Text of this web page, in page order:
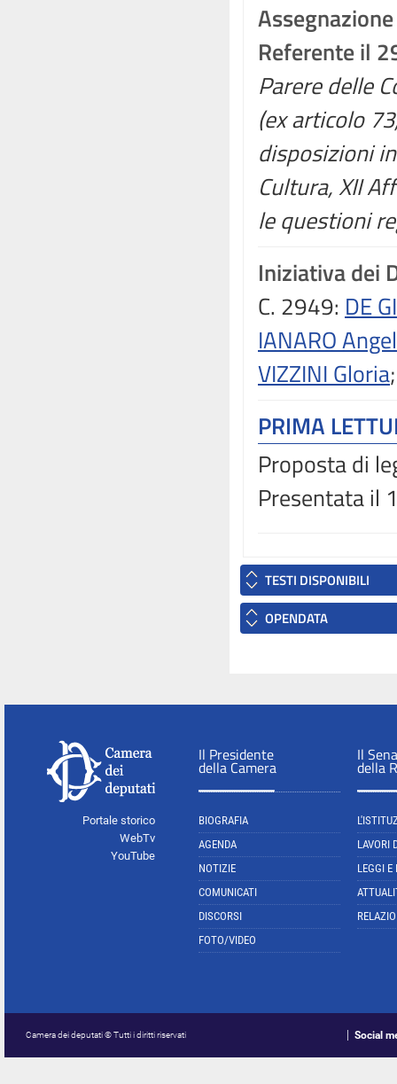
Assegnazione
Referente il
Parere delle
(ex articolo
disposizioni
Cultura, XII
le questioni
Iniziativa dei
C. 2949: DE
IANARO
VIZZINI Gloria
PRIMA
Proposta di
Presentata il
TESTI DISPONIBILI
OPENDATA
Portale storico
WebTv
YouTube
Il Presidente
della Camera
BIOGRAFIA
AGENDA
NOTIZIE
COMUNICATI
DISCORSI
FOTO/VIDEO
Il
della
LAVORI
LEGGI E
Camera dei deputati © Tutti i diritti riservati Social